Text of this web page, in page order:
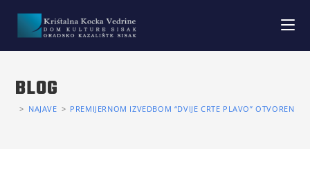
BLOG
> NAJAVE > PREMIJERNOM IZVEDBOM “DVIJE CRTE PLAVO” OTVOREN